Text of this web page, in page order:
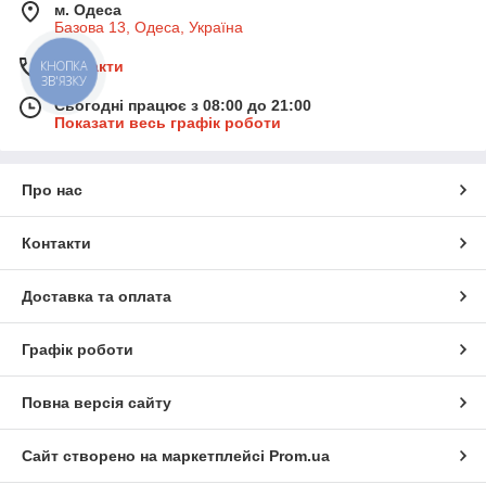
м. Одеса
Базова 13, Одеса, Україна
Контакти
Сьогодні працює з 08:00 до 21:00
Показати весь графік роботи
Про нас
Контакти
Доставка та оплата
Графік роботи
Повна версія сайту
Сайт створено на маркетплейсі Prom.ua
КНОПКА
ЗВ'ЯЗКУ